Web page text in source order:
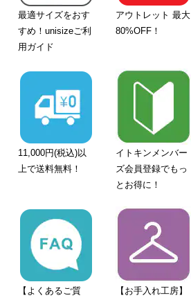
最適サイズをおす
すめ！unisizeご利
用ガイド
アウトレット 最大
80%OFF！
11,000円(税込)以
上で送料無料！
イトキンメンバー
ズ会員登録でもっ
とお得に！
【よくあるご質
【お手入れ工房】